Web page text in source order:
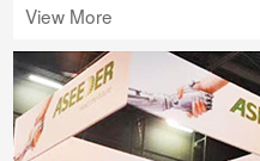
View More